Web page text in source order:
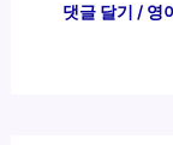
댓글 달기 / 영